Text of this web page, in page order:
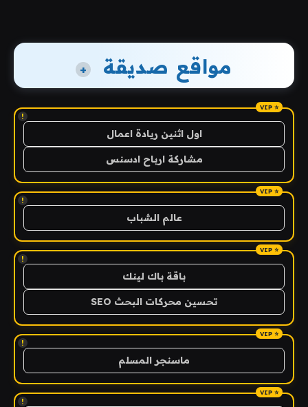
مواقع صديقة +
!
اول اثنين ريادة اعمال
مشاركة ارباح ادسنس
!
عالم الشباب
!
باقة باك لينك
تحسين محركات البحث SEO
!
ماسنجر المسلم
!